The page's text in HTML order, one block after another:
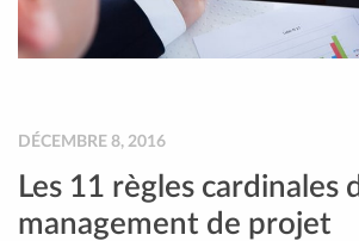
DÉCEMBRE 8, 2016
Les 11 règles cardinales
management de projet